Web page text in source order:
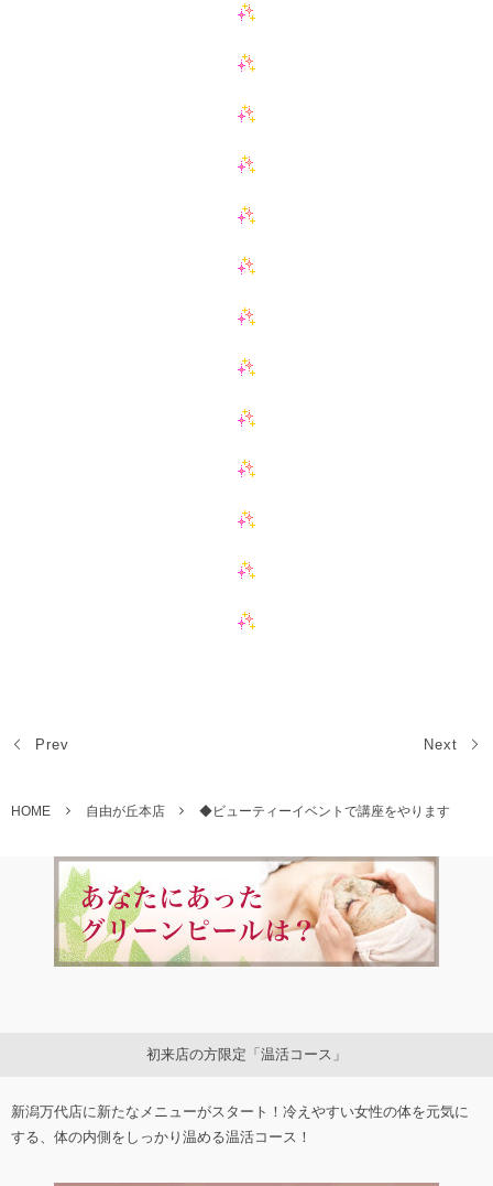
Prev Next
HOME 自由が丘本店 ◆ビューティーイベントで講座をやります
初来店の方限定「温活コース」
新潟万代店に新たなメニューがスタート！冷えやすい女性の体を元気に
する、体の内側をしっかり温める温活コース！